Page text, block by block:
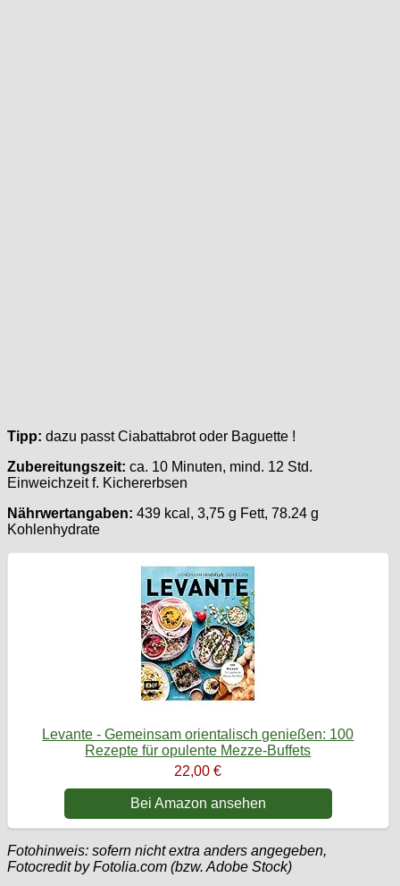
Tipp: dazu passt Ciabattabrot oder Baguette !
Zubereitungszeit: ca. 10 Minuten, mind. 12 Std.
Einweichzeit f. Kichererbsen
Nährwertangaben: 439 kcal, 3,75 g Fett, 78.24 g
Kohlenhydrate
Levante - Gemeinsam orientalisch genießen: 100
Rezepte für opulente Mezze-Buffets
22,00 €
Bei Amazon ansehen
Fotohinweis: sofern nicht extra anders angegeben,
Fotocredit by Fotolia.com (bzw. Adobe Stock)